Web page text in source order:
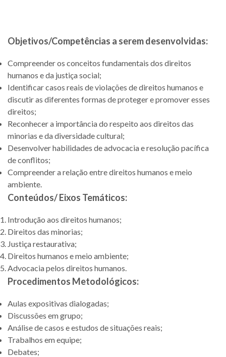
Objetivos/Competências a serem desenvolvidas:
Compreender os conceitos fundamentais dos direitos
humanos e da justiça social;
Identificar casos reais de violações de direitos humanos e
discutir as diferentes formas de proteger e promover esses
direitos;
Reconhecer a importância do respeito aos direitos das
minorias e da diversidade cultural;
Desenvolver habilidades de advocacia e resolução pacífica
de conflitos;
Compreender a relação entre direitos humanos e meio
ambiente.
Conteúdos/ Eixos Temáticos:
Introdução aos direitos humanos;
Direitos das minorias;
Justiça restaurativa;
Direitos humanos e meio ambiente;
Advocacia pelos direitos humanos.
Procedimentos Metodológicos:
Aulas expositivas dialogadas;
Discussões em grupo;
Análise de casos e estudos de situações reais;
Trabalhos em equipe;
Debates;